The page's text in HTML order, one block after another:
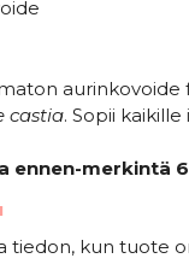
17,00€.
aurinkovoide
castia. Sopii
ennen-merkintä
tiedon, kun tuote